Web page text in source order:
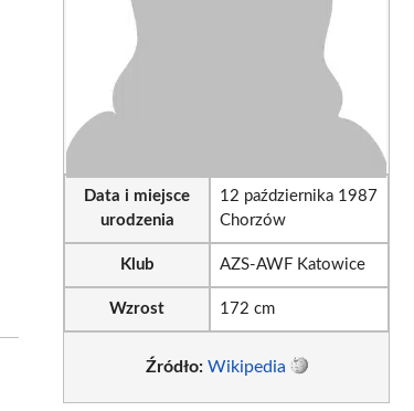
Data i miejsce
urodzenia
12 października 1987
Chorzów
Klub AZS-AWF Katowice
Wzrost 172 cm
Źródło: Wikipedia